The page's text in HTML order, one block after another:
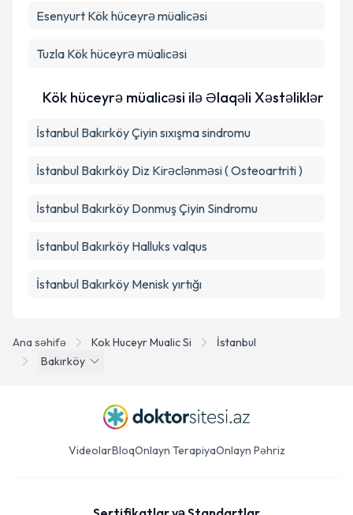
Təqvim Tələbini Göndər
Ana səhifə Kok Huceyr Mualic Si
İstanbul
Bakırköy
Esenyurt Kök hüceyrə müalicəsi
Tuzla Kök hüceyrə müalicəsi
Kök hüceyrə müalicəsi ilə Əlaqəli Xəstəliklər
İstanbul Bakırköy Çiyin sıxışma sindromu
İstanbul Bakırköy Diz Kirəclənməsi ( Osteoartriti )
İstanbul Bakırköy Donmuş Çiyin Sindromu
İstanbul Bakırköy Halluks valqus
İstanbul Bakırköy Menisk yırtığı
VideolarBloqOnlayn TerapiyaOnlayn Pəhriz